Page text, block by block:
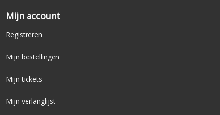
Mijn account
Registreren
Mijn bestellingen
Mijn tickets
Mijn verlanglijst